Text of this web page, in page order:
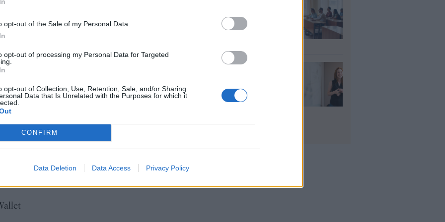
opt-out of the Sale of my Personal Data.
opt-out of processing my Personal Data for Targeted
opt-out of Collection, Use, Retention, Sale, and/or Sharing
Data that Is Unrelated with the Purposes for which it
CONFIRM
Data Deletion Data Access Privacy Policy
από το 61% των εισιτηρίων διαρκείας που
χιλιάδες εισιτήρια.
απλός ο τρόπος με τον οποίο οι πολίτες
εφαρμογής Gov.gr Wallet που έχουν στο
προϋπόθεση είναι η εγγραφή τους στο Εθνικό
emep.gov.gr πριν κατεβάσουν την εφαρμογή
App Store. Αναλυτικά η διαδικασία
του αγώνα από τους παρόχους των
καμία αλλαγή σε αυτή τη διαδικασία.
αιτήσεις για 5.017
μόνιμους διορισμούς
Διορισμοί
Πότε βγαίνουν τα
ονόματα και τι
οι υποψήφιοι